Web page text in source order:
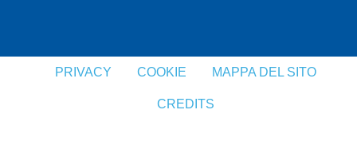
PRIVACY COOKIE MAPPA DEL SITO
CREDITS